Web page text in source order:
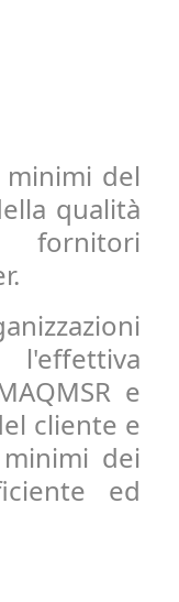
del
qualità
fornitori
e
cliente e
dei
ed